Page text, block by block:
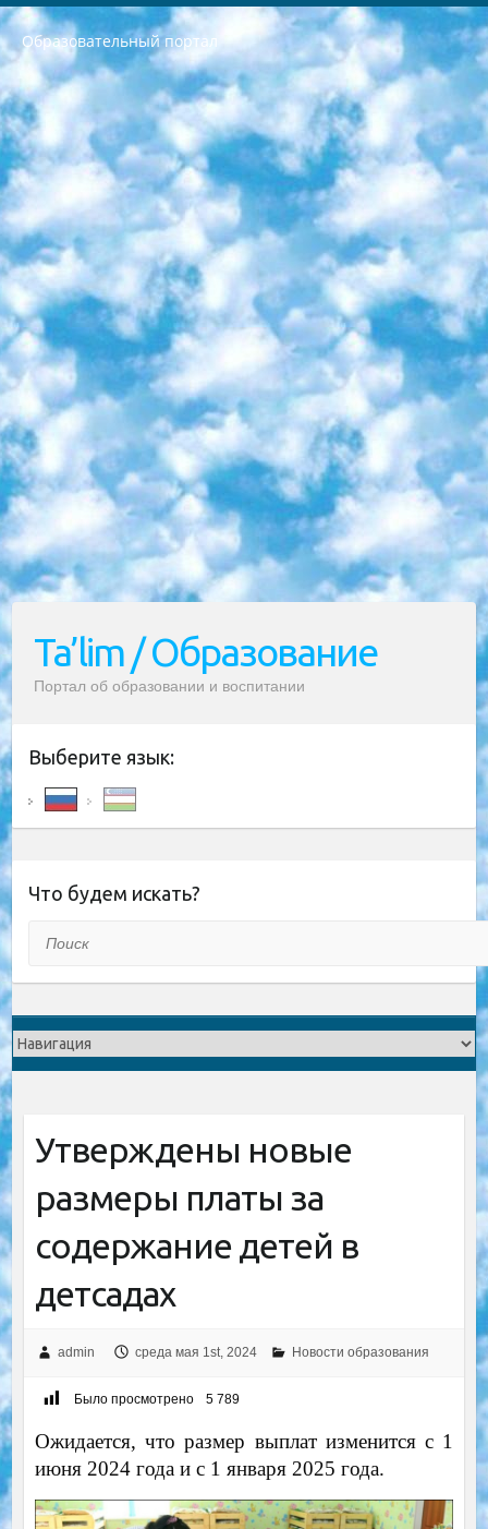
Образовательный портал
РЕСПУБЛИКА УЗБЕКИСТАН МИНИСТРЕРСТВО ДОШКОЛЬНОГО И ШКОЛЬНОГО ОБРАЗОВАНИЯ КОМАНДА в общеобразовательных учреждениях в 2023-2024 учебном году организация и проведение итоговой государственной аттестации обучающихся о Министра дошкольного и школьного образования Республики Узбекистан от 4 марта 2008 года (постановлением Минюста от 20 марта 2008 года № 1778 государственной регистрации) «Итоговое состояние учащихся общего среднего образования на основании положения об утверждении положения об аттестации общего среднего образования выпускной экзамен студентов в образовательных учреждениях в 2023-2024 учебном году В целях организации и прохождения аттестации приказываю: 1. Следующее: перечень предметов, по которым будет проводиться итоговая государственная аттестация и экзамен формы перевода согласно приложению 1; сертификаты международного образца, оценивающие уровень владения иностранными языками перечень согласно приложению 2; 2. Педагогический при специализированных образовательных учреждениях. научно-практический центр квалификации и международной оценки (Д.Давидова) 2024 г. До 25 марта: задания по предметам, по которым будет проводиться итоговая аттестация разработка и утверждение технических условий; итоговая аттестация на основании разработанного предметного задания разработка вопросов по предметам (устно и письменно), экзамен передача; общеобразовательные средние школы и специальные учебные заведения учащиеся выпускных классов школ и интернатов в агентской системе подготовка базы данных экзаменационных материалов и критериев оценки; перевод базы экзаменационных материалов на все языки обучения подать в Республиканский образовательный центр для изготовления; варианты экзаменов на основе разработанных контрольных материалов пусть будут поставлены задачи формирования. 3. Республиканский образовательный центр (Ш.Худайкулов) до 5 апреля 2024 года. до: база данных предоставленных экзаменационных материалов на все языки обучения перевод и экспертиза; для слепых, слабовидящих, глухих, слабослышащих и умственно отсталых детей учащиеся выпускных классов специализированных школ и школ-интернатов база данных экзаменационных материалов на всех преподаваемых языках подготовка критериев оценки; специализированные школы для умственно отсталых детей и технологии для учащихся выпускных классов школ-интернатов разработка соответствующих рекомендаций и критериев проведения ЕГЭ по естествознанию давать задания. 4. Педагогический при специализированных образовательных учреждениях. Научно-практический центр навыков и международной оценки (Д.Давидова), Республика образовательный центр (Худайкулов Ш.) итоговый государственный аттестационный экзамен ориентирован на творческое и логическое мышление при подготовке базы материалов учитывать введение заданий. 5. Следует отметить, что: сертификат государственного образца о знании общеобразовательного предмета и как минимум национальный уровень B1 по предметам на иностранных языках, указанным в Приложении 2. или международно признанный сертификат эквивалентного уровня студенты, изучающие определенный предмет, освобождаются от экзамена; по соответствующим предметам запланирована итоговая государственная аттестация за день до дня, путем жеребьевки Рабочей группой (в письменной форме по предметам, проводимым в форме) из числа сформированных вариантов выбрано 2 варианта; 2 выбранных варианта экзамена анонсированы на официальном сайте министерства и все выпускники по всей стране на основе этих вариантов проводит итоговую государственную аттестацию. 6. Государственное образование учащихся средних общеобразовательных учреждений. знания в соответствии с квалификационными требованиями, которые необходимо приобрести на основании стандартов итоговый (выпускной) контроль для 9 и 11 классов в целях тестирования Экзамены (далее – экзамены) состоят из предметов, перечисленных в приложении 1. будет сделано. 7. Экзамены пройдут с 26 мая по 15 июня 2024 г. (кроме науки физического воспитания). 8. Физическая для учащихся 9 классов общесредних образовательных учреждений. Экзамены по предмету «Образование, квалификация медицина» 1-6 мая 2024 года. сотрудники перевести под присмотр (с отклонениями в физическом или умственном развитии) специализированная школа для детей, школы-интернаты и со сколиозом школы-интернаты санаторного типа для больных детей исключены). 9. Он был слепым, слабовидящим и имел нарушения опорно-двигательного аппарата. экзамены в специализированных школах и интернатах для детей должны проводиться исходя из требований, предъявляемых к общеобразовательным учреждениям (физкультура кроме науки). 10. Специализированная школа для глухих и слабослышащих детей. и экзамены в интернатах и быть реализован в виде письменного теста по математике. 11. Специальность для умственно отсталых детей. Для 9 класса Родной язык и литературное письмо Государственный язык (язык обучения – узбекский). для неклассов) написано Математическое письмо Письменная/устная история Узбекистана Физическое воспитание практично Итоговый контроль Для 11 класса Написание родного языка и литературы (эссе) Математическое письмо Узбекский язык (обучение на узбекском языке) не посещающее общее среднее образование для учреждений)/Образовательное учреждение выбор письменный и устный Иностранный язык письменный/устный Письменная/устная история Узбекистана *По выбору студента:  Химия  Физика  Основы государственного права  География 10 бесплатных образовательных ресурсов - Мы составили подборку онлайн-проектов с интерактивными упражнениями, видеолекциями и статьями. Они помогут вам обрести новые и освежить старые знания бесплатно. 1. «ИНТУИТ» Старейшая образовательная площадка Рунета. Здесь вы найдёте сотни текстовых и видеокурсов на десятки различных тем — от программирования до психологии. Многие курсы подготовлены российскими университетами и крупными международными компаниями вроде Intel и Microsoft. Самостоятельное обучение бесплатное, но желающие могут оплатить услуги персональных наставников. 2. «Смартия» знакомит с актуальными профессиями и подсказывает, как им обучаться. Выбрав заинтересовавшую вас специальность — SMM-специалист, фотограф, веб-дизайнер или другую, — увидите список необходимых для неё умений. Чтобы вы могли освоить их самостоятельно, для каждого умения площадка отображает подборку ссылок на учебные материалы. Хотя «Смартия» ориентируется на русскоязычную аудиторию, часть контента всё же доступна только на английском. 3. «Лекторий Физтеха» Проект Московского физико-технического института (Физтеха). С его помощью вы можете смотреть онлайн серии лекций, записанные на видео в этом вузе. В числе доступных предметов — физика, биология, химия, информационные технологии и другие. К некоторым лекциям администрация ресурса прилагает готовые конспекты, которые можно скачивать в PDF-формате. 4. ITMOcourses Онлайн-площадка Санкт-Петербургского национального исследовательского университета информационных технологий, механики и оптики (ИТМО). Ресурс предоставляет свободный доступ к курсам, разработанным в этом вузе. Каталог материалов разбит на четыре категории: «Оптические системы и технологии», «Приборостроение и робототехника», «Информационные технологии» и «Биотехнологии». Курсы состоят из видеолекций, интерактивных демонстраций и заданий. 5. «КиберЛенинка» Электронная научная библиотека открытого доступа. Каталог площадки регулярно обрастает текстами статей из различных научных изданий. Сгруппированные по журналам и рубрикам публикации можно читать онлайн или скачивать целиком в PDF-формате. Проект нацелен на популяризацию науки за счёт открытого доступа к качественной информации. 6. «ПостНаука» На этом ресурсе публикуют подборки видеолекций, составленные экспертами из разных отраслей и объединённые общими темами. Среди них, к примеру, есть серии «Биоинформатика и геномика», «Культура средневековой Скандинавии» и Cinema Studies о теории кино. Каждая подборка лекций — логически связанная история, рассказанная экспертом от первого лица. Кроме того, на сайте появляются научно-образовательные статьи и тесты на разные темы. 7. «Newочём» Команда проекта «Newочём» отбирает самые интересные тексты из англоязычных СМИ и переводит те из них, за которые голосуют участники сообщества «ВКонтакте». По большей части это научно-популярные статьи. Редакторы придумывают лишь заголовки, в остальном содержание переводов соответствует оригиналам. Полные тексты можно читать прямо в социальной сети. 8. InternetUrok Онлайн-база материалов по основным дисциплинам школьной программы. Информация на сайте структурирована по классам, предметам и темам (урокам). Каждый урок состоит из видеолекций и конспектов. Есть также интерактивные тренажёры и тесты для закрепления пройденного материала. Даже если вы давно окончили школу, возможность повторить программу старших классов всегда может пригодиться. 9. Edutainme Ещё один ресурс об образовании. В отличие от Newtonew, как мне кажется, Edutainme больше ориентируется на представителей индустрии: педагогов, предпринимателей, разработчиков образовательных проектов. Но и любой, кто просто стремится к саморазвитию, найдёт на сайте много полезного и интересного для себя. Например, информацию о новых курсах и образовательных сервисах. 10. Newtonew Онлайн-медиа об образовании и обучении в широком смысле. Авторы Newtonew пишут об инструментах, заведениях, тактиках и стратегиях, которые помогают учить других и получать новые знания самостоятельно. На этой площадке вы найдёте новости, обзоры, аналитические мат
Ta’lim / Образование
Портал об образовании и воспитании
Выберите язык:
Что будем искать?
Утверждены новые
размеры платы за
содержание детей в
детсадах
admin среда мая 1st, 2024 Новости образования
Было просмотрено 5 789
Ожидается, что размер выплат изменится с 1
июня 2024 года и с 1 января 2025 года.